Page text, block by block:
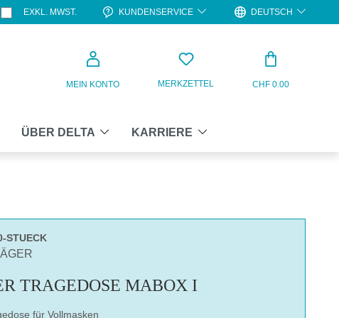
EXKL. MWST. KUNDENSERVICE DEUTSCH
MEIN KONTO MERKZETTEL CHF 0.00
ÜBER DELTA KARRIERE
STUECK
TRAGEDOSE MABOX I
für Vollmasken